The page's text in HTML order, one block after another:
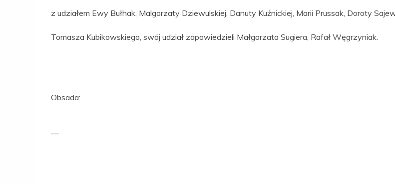
z udziałem Ewy Bułhak, Malgorzaty Dziewulskiej, Danuty Kuźnickiej, Marii Prussak, Doroty
Tomasza Kubikowskiego, swój udział zapowiedzieli Małgorzata Sugiera, Rafał Węgrzyniak.
Obsada:
—